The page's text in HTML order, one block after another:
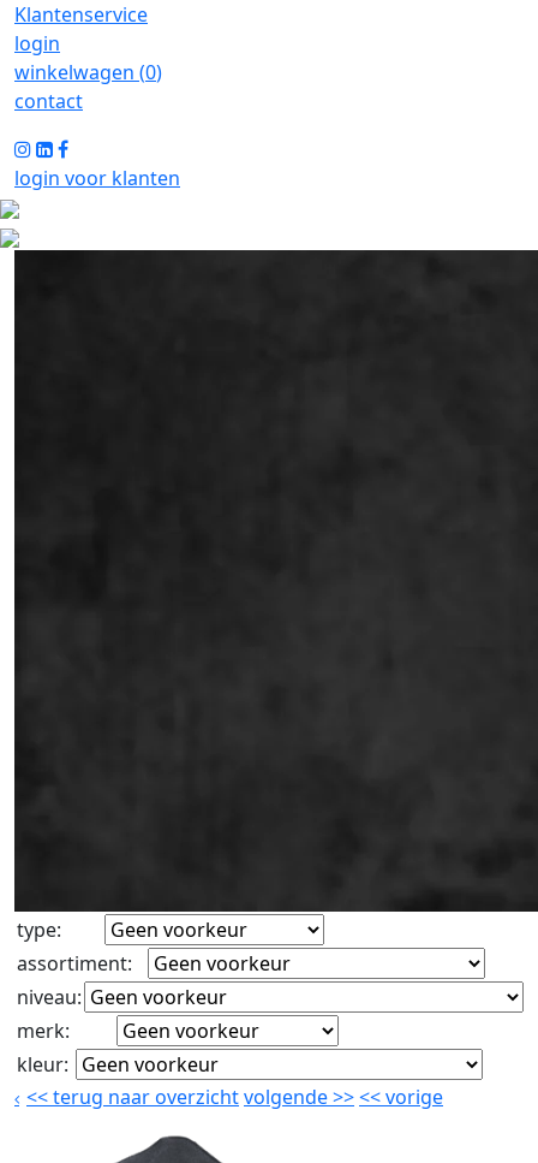
Klantenservice
login
winkelwagen (0)
contact
login voor klanten
type:
assortiment:
niveau:
merk:
kleur:
<<terug naar overzichtvolgende>><<vorige